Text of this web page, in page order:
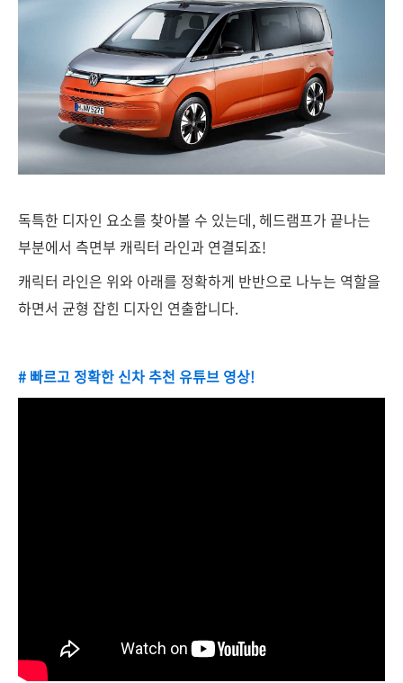
독특한 디자인 요소를 찾아볼 수 있는데, 헤드램프가 끝나는
부분에서 측면부 캐릭터 라인과 연결되죠!
캐릭터 라인은 위와 아래를 정확하게 반반으로 나누는 역할을
하면서 균형 잡힌 디자인 연출합니다.
# 빠르고 정확한 신차 추천 유튜브 영상!